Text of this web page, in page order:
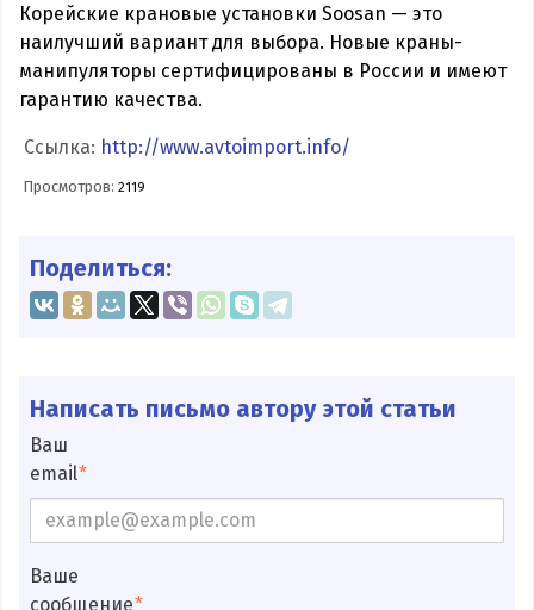
Корейские крановые установки Soosan — это
наилучший вариант для выбора. Новые краны-
манипуляторы сертифицированы в России и имеют
гарантию качества.
Ссылка: http://www.avtoimport.info/
Просмотров:2119
Поделиться:
Написать письмо автору этой статьи
Ваш
email
Ваше
сообщение